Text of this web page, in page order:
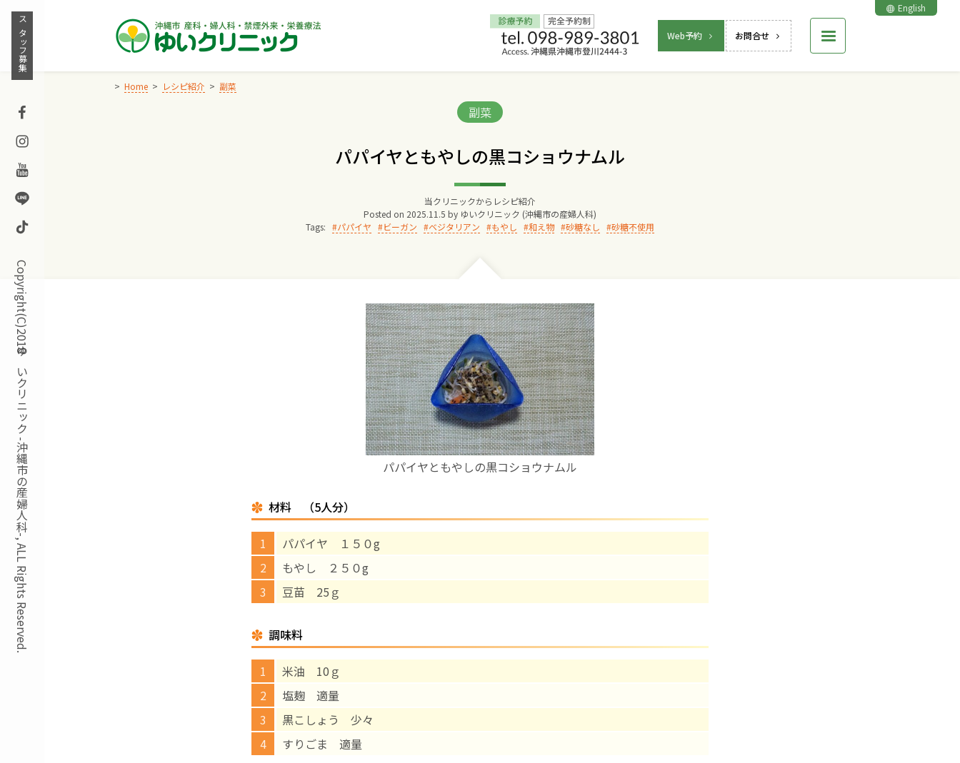
Skip
content
Web予約 お問合せ
English
スタッフ募集
Facebook
Instagram
Youtube
Line
TikTok
Copyright(C)2018ゆいクリニック -沖縄市の産婦人科-, ALL Rights Reserved.
Home レシピ紹介 副菜
Categories:
副菜
パパイヤともやしの黒コショウナムル
当クリニックからレシピ紹介
Posted on 2025.11.5 by ゆいクリニック (沖縄市の産婦人科)
Tags:
パパイヤ ビーガン ベジタリアン もやし 和え物 砂糖なし 砂糖不使用
パパイヤともやしの黒コショウナムル
材料 （5人分）
パパイヤ １５０g
もやし ２５０g
豆苗 25ｇ
調味料
米油 10ｇ
塩麹 適量
黒こしょう 少々
すりごま 適量
Home
院長からのごあいさつ
ゆいクリニックの経営理念
診療料金
妊婦健診
お産について
親と子の結びつき支援
母乳育児
予防接種
‘さんルーム’ でさまざまな講座・クラス